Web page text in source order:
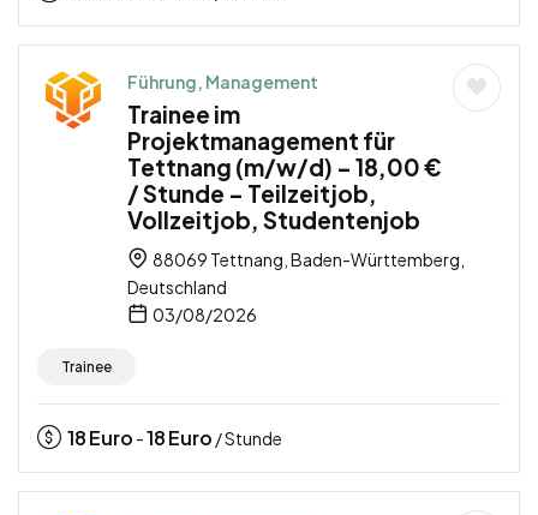
Führung, Management
Trainee im
Projektmanagement für
Tettnang (m/w/d) – 18,00 €
/ Stunde – Teilzeitjob,
Vollzeitjob, Studentenjob
88069 Tettnang, Baden-Württemberg,
Deutschland
03/08/2026
Trainee
18Euro -18Euro / Stunde